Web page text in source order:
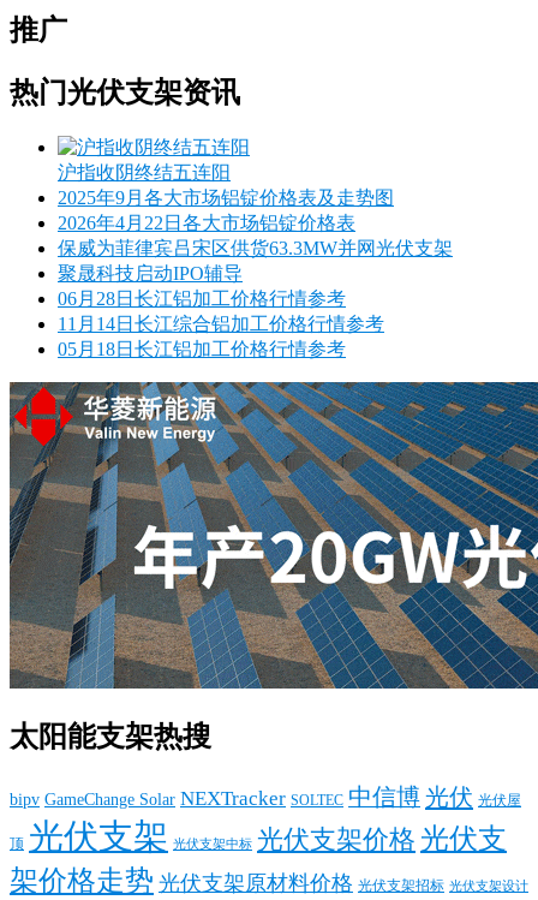
推广
热门光伏支架资讯
沪指收阴终结五连阳
2025年9月各大市场铝锭价格表及走势图
2026年4月22日各大市场铝锭价格表
保威为菲律宾吕宋区供货63.3MW并网光伏支架
聚晟科技启动IPO辅导
06月28日长江铝加工价格行情参考
11月14日长江综合铝加工价格行情参考
05月18日长江铝加工价格行情参考
太阳能支架热搜
bipv GameChange Solar NEXTracker SOLTEC 中信博光伏 光伏屋
顶 光伏支架 光伏支架中标 光伏支架价格 光伏支
架价格走势 光伏支架原材料价格 光伏支架招标 光伏支架设计